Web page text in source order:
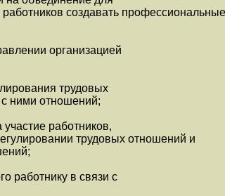
создавать профессиональные
организацией
трудовых
ними отношений;
работников,
трудовых отношений и
работнику в связи с